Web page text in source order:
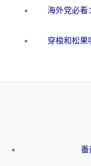
番